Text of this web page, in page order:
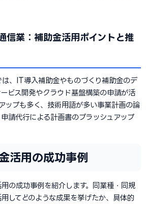
信業：補助金活用ポイントと推
、IT導入補助金やものづくり補助金のデ
ビス開発やクラウド基盤構築の申請が活
ップも多く、技術用語が多い事業計画の論
請代行による計画書のブラッシュアップ
活用の成功事例
の成功事例を紹介します。同業種・同規
してどのような成果を挙げたか、具体的